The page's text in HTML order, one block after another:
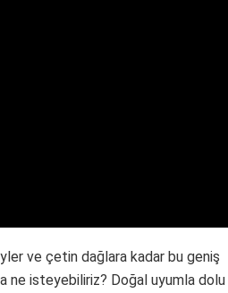
ve çetin dağlara kadar bu geniş
ne isteyebiliriz? Doğal uyumla dolu